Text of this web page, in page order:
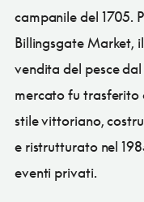
campanile del 1705.
Billingsgate Market,
vendita del pesce
mercato fu trasferito
stile vittoriano,
e ristrutturato nel
eventi privati.